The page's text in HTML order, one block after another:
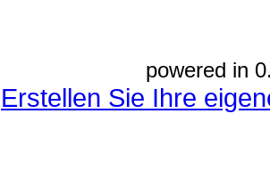
powered in
Erstellen Sie Ihre